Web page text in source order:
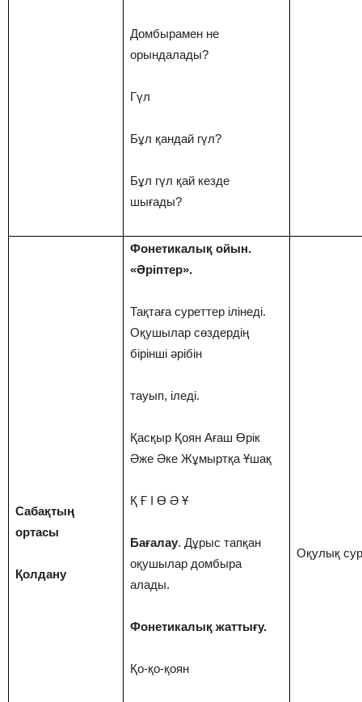
Домбырамен не
орындалады?
Гүл
Бұл қандай гүл?
Бұл гүл қай кезде
шығады?
Сабақтың
ортасы
Қолдану
Фонетикалық ойын.
«Әріптер».
Тақтаға суреттер ілінеді.
Оқушылар сөздердің
бірінші әрібін
тауып, іледі.
Қасқыр Қоян Ағаш Өрік
Әже Әке Жұмыртқа Ұшақ
Қ Ғ І Ө Ә Ұ
Бағалау. Дұрыс тапқан
оқушылар домбыра
алады.
Фонетикалық жаттығу.
Қо-қо-қоян
Оқулық